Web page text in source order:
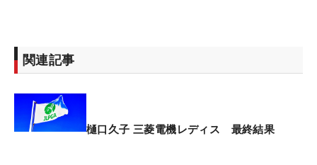
を飾った。
タル13アンダー・4位に岡山絵里、トータル11アン
ダー・5位タイには竹田麗央、小林夢果、仲村果乃
関連記事
樋口久子 三菱電機レディス 最終結果